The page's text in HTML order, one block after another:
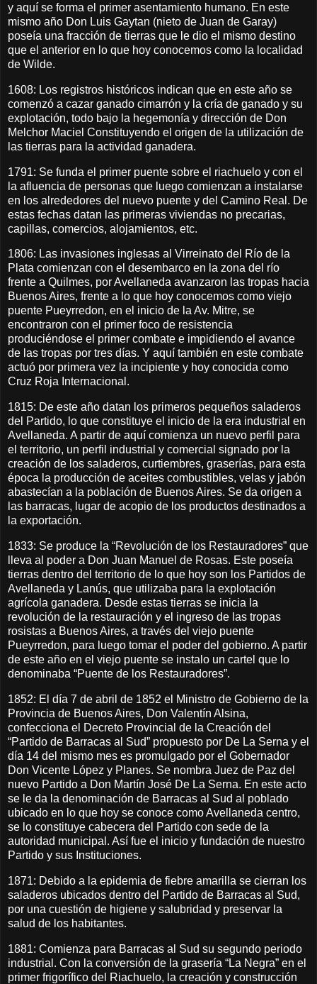
y aquí se forma el primer asentamiento humano. En este
mismo año Don Luis Gaytan (nieto de Juan de Garay)
poseía una fracción de tierras que le dio el mismo destino
que el anterior en lo que hoy conocemos como la localidad
de Wilde.
1608: Los registros históricos indican que en este año se
comenzó a cazar ganado cimarrón y la cría de ganado y su
explotación, todo bajo la hegemonía y dirección de Don
Melchor Maciel Constituyendo el origen de la utilización de
las tierras para la actividad ganadera.
1791: Se funda el primer puente sobre el riachuelo y con el
la afluencia de personas que luego comienzan a instalarse
en los alrededores del nuevo puente y del Camino Real. De
estas fechas datan las primeras viviendas no precarias,
capillas, comercios, alojamientos, etc.
1806: Las invasiones inglesas al Virreinato del Río de la
Plata comienzan con el desembarco en la zona del río
frente a Quilmes, por Avellaneda avanzaron las tropas hacia
Buenos Aires, frente a lo que hoy conocemos como viejo
puente Pueyrredon, en el inicio de la Av. Mitre, se
encontraron con el primer foco de resistencia
produciéndose el primer combate e impidiendo el avance
de las tropas por tres días. Y aquí también en este combate
actuó por primera vez la incipiente y hoy conocida como
Cruz Roja Internacional.
1815: De este año datan los primeros pequeños saladeros
del Partido, lo que constituye el inicio de la era industrial en
Avellaneda. A partir de aquí comienza un nuevo perfil para
el territorio, un perfil industrial y comercial signado por la
creación de los saladeros, curtiembres, graserías, para esta
época la producción de aceites combustibles, velas y jabón
abastecían a la población de Buenos Aires. Se da origen a
las barracas, lugar de acopio de los productos destinados a
la exportación.
1833: Se produce la “Revolución de los Restauradores” que
lleva al poder a Don Juan Manuel de Rosas. Este poseía
tierras dentro del territorio de lo que hoy son los Partidos de
Avellaneda y Lanús, que utilizaba para la explotación
agrícola ganadera. Desde estas tierras se inicia la
revolución de la restauración y el ingreso de las tropas
rosistas a Buenos Aires, a través del viejo puente
Pueyrredon, para luego tomar el poder del gobierno. A partir
de este año en el viejo puente se instalo un cartel que lo
denominaba “Puente de los Restauradores”.
1852: El día 7 de abril de 1852 el Ministro de Gobierno de la
Provincia de Buenos Aires, Don Valentín Alsina,
confecciona el Decreto Provincial de la Creación del
“Partido de Barracas al Sud” propuesto por De La Serna y el
día 14 del mismo mes es promulgado por el Gobernador
Don Vicente López y Planes. Se nombra Juez de Paz del
nuevo Partido a Don Martín José De La Serna. En este acto
se le da la denominación de Barracas al Sud al poblado
ubicado en lo que hoy se conoce como Avellaneda centro,
se lo constituye cabecera del Partido con sede de la
autoridad municipal. Así fue el inicio y fundación de nuestro
Partido y sus Instituciones.
1871: Debido a la epidemia de fiebre amarilla se cierran los
saladeros ubicados dentro del Partido de Barracas al Sud,
por una cuestión de higiene y salubridad y preservar la
salud de los habitantes.
1881: Comienza para Barracas al Sud su segundo periodo
industrial. Con la conversión de la grasería “La Negra” en el
primer frigorífico del Riachuelo, la creación y construcción